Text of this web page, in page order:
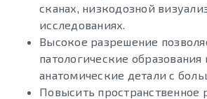
сканах, низкодозной
исследованиях.
Высокое разрешение
патологические образования
анатомические детали с
Повысить пространственное